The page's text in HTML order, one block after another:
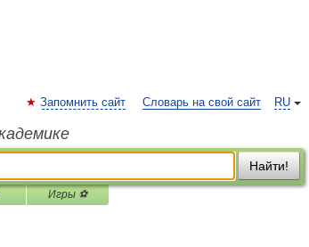
RU
Запомнить сайт Словарь на свой сайт
Найти!
Игры ⚽